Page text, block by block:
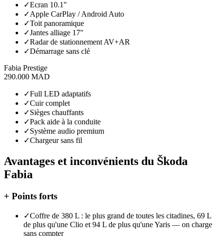
✓Ecran 10.1"
✓Apple CarPlay / Android Auto
✓Toit panoramique
✓Jantes alliage 17"
✓Radar de stationnement AV+AR
✓Démarrage sans clé
Fabia Prestige
290.000 MAD
✓Full LED adaptatifs
✓Cuir complet
✓Sièges chauffants
✓Pack aide à la conduite
✓Système audio premium
✓Chargeur sans fil
Avantages et inconvénients du Škoda
Fabia
+ Points forts
✓Coffre de 380 L : le plus grand de toutes les citadines, 69 L
de plus qu'une Clio et 94 L de plus qu'une Yaris — on charge
sans compter